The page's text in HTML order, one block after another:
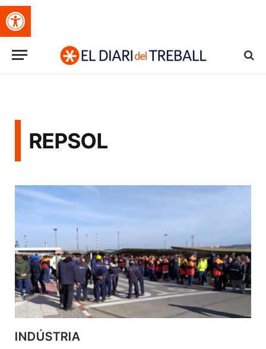
Obre la barra d'eines
REPSOL
INDÚSTRIA